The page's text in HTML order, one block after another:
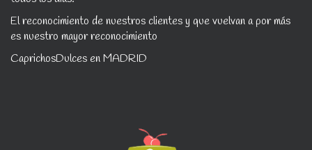
El reconocimiento de nuestros clientes y que vuelvan a por más
es nuestro mayor reconocimiento
CaprichosDulces en MADRID